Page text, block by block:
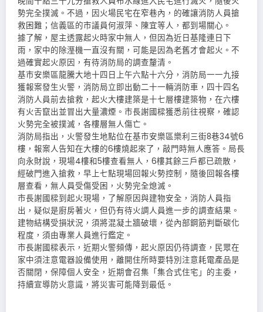
勢完全撲滅。不過，因火場民宅在窄巷內，的確讓消防人員搶
救困難；信義區的市議員何淑萍、陳宜等人，都到場關心。
據了解，屋主透露起火時家中無人，但因為近日基隆連日下
雨，家中的除溼機一直沒有關，可能是因為老舊才會起火。不
過確實起火原因，有待消防局的調查釐清。
基市安樂區龍騰大地十四日上午六點十六分，消防局一一九接
獲報案發生火警，消防局立即出動二十一輛消防車，四十四名
消防人員前去搶救，起火大樓建築是十七層樓建築物，在六樓
有火舌竄出並冒出大量濃煙。市長謝國樑獲悉前往視察，確認
火勢完全被撲滅，各樓層無人傷亡。
消防局指出，火警發生地點位在基市安樂區樂利三街8巷34號6
樓，報案人告知在大樓的6樓燒起來了，敲門時無人應答。局長
向永財說，現場4樓和5樓查看無人，6樓其餘三戶都已疏散，
經破門進入搶救，早上七點現場回報火勢控制，隨後回報各樓
層查看，無人員受傷受困，火勢完全熄滅。
市長謝國樑到起火現場，了解原因與建物安全，消防人員指
出，疑似是廚房著火，但仍有待火調人員進一步的調查結果。
建物結構受損狀況，須將混凝土牆破壞，從內部鋼筋判斷碳化
程度，須由專業人員進行鑑定。
市長謝國樑表示，近期火警頻傳，起火原因仍待調查，民眾在
家中須注意電器設備使用，離開住所時要特別注意耗電產品是
否關閉，保障個人安全，近期會召集「集合式住宅」的主委，
持續宣導防火意識，將災害可能降到最低。